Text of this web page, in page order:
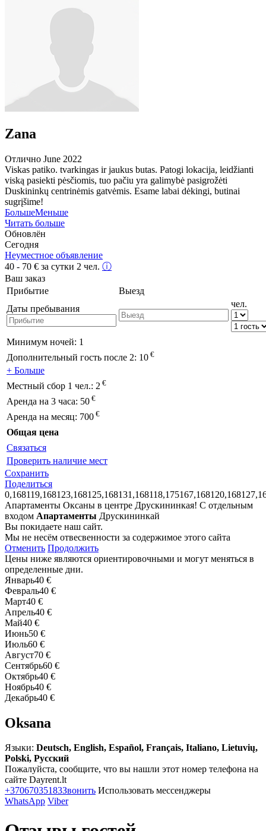
Zana
Отлично June 2022
Viskas patiko. tvarkingas ir jaukus butas. Patogi lokacija, leidžianti
viską pasiekti pėsčiomis, tuo pačiu yra galimybė pasigrožėti
Duskininkų centrinėmis gatvėmis. Esame labai dėkingi, butinai
sugrįšime!
БольшеМеньше
Читать больше
Обновлён
Сегодня
Неуместное объявление
40 - 70 € за сутки 2 чел. ⓘ
Ваш заказ
Прибытие
Выезд
Даты пребывания
чел.
Минимум ночей: 1
Дополнительный гость после 2: 10 €
+ Больше
Местный сбор 1 чел.: 2 €
Аренда на 3 часа: 50 €
Аренда на месяц: 700 €
Общая цена
Связаться
Проверить наличие мест
Сохранить
Поделиться
Апартаменты Оксаны в центре Друскининкая! С отдельным
входом Апартаменты Друскининкай
Вы покидаете наш сайт.
Мы не несём отвесвенности за содержимое этого сайта
Отменить Продолжить
Цены ниже являются ориентировочными и могут меняться в
определенные дни.
Январь40 €
Февраль40 €
Март40 €
Апрель40 €
Май40 €
Июнь50 €
Июль60 €
Август70 €
Сентябрь60 €
Октябрь40 €
Ноябрь40 €
Декабрь40 €
Oksana
Языки: Deutsch, English, Español, Français, Italiano, Lietuvių,
Polski, Русский
Пожалуйста, сообщите, что вы нашли этот номер телефона на
сайте Dayrent.lt
+37067035183Звонить Использовать мессенджеры
WhatsApp Viber